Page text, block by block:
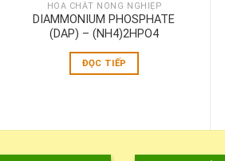
HÓA CHẤT NÔNG NGHIỆP
DIAMMONIUM PHOSPHATE
(DAP) – (NH4)2HPO4
ĐỌC TIẾP